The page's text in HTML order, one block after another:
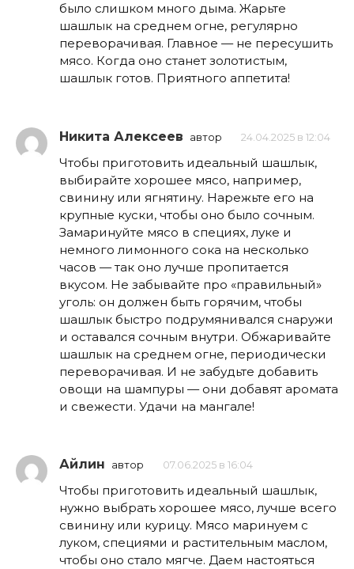
было слишком много дыма. Жарьте
шашлык на среднем огне, регулярно
переворачивая. Главное — не пересушить
мясо. Когда оно станет золотистым,
шашлык готов. Приятного аппетита!
Никита Алексеев автор 24.04.2025 в 12:04
Чтобы приготовить идеальный шашлык,
выбирайте хорошее мясо, например,
свинину или ягнятину. Нарежьте его на
крупные куски, чтобы оно было сочным.
Замаринуйте мясо в специях, луке и
немного лимонного сока на несколько
часов — так оно лучше пропитается
вкусом. Не забывайте про «правильный»
уголь: он должен быть горячим, чтобы
шашлык быстро подрумянивался снаружи
и оставался сочным внутри. Обжаривайте
шашлык на среднем огне, периодически
переворачивая. И не забудьте добавить
овощи на шампуры — они добавят аромата
и свежести. Удачи на мангале!
Айлин автор 07.06.2025 в 16:04
Чтобы приготовить идеальный шашлык,
нужно выбрать хорошее мясо, лучше всего
свинину или курицу. Мясо маринуем с
луком, специями и растительным маслом,
чтобы оно стало мягче. Даем настояться